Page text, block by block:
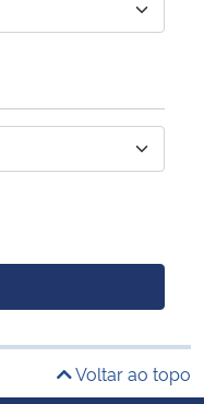
Voltar ao topo